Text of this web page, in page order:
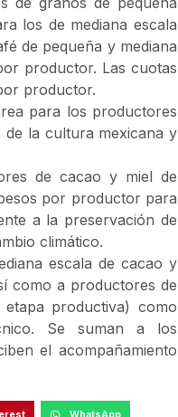
los de mediana escala
de pequeña y mediana
productor. Las cuotas
productor.
para los productores
la cultura mexicana y
de cacao y miel de
por productor para
a la preservación de
climático.
escala de cacao y
como a productores de
productiva) como
Se suman a los
el acompañamiento
WhatsApp